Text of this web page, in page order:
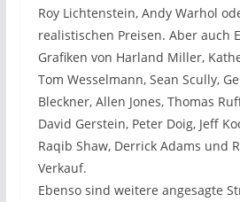
Roy Lichtenstein, Andy Warhol
realistischen Preisen. Aber auch
Grafiken von Harland Miller,
Tom Wesselmann, Sean Scully,
Bleckner, Allen Jones, Thomas
David Gerstein, Peter Doig, Jeff
Raqib Shaw, Derrick Adams und
Verkauf.
Ebenso sind weitere angesagte